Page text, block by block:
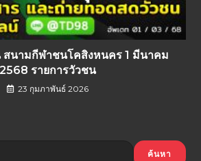
สนามกีฬาชนโคสิงหนคร 1 มีนาคม
2568 รายการวัวชน
23 กุมภาพันธ์ 2026
ค้นหา